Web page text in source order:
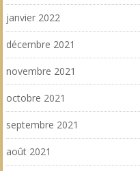
janvier 2022
décembre 2021
novembre 2021
octobre 2021
septembre 2021
août 2021